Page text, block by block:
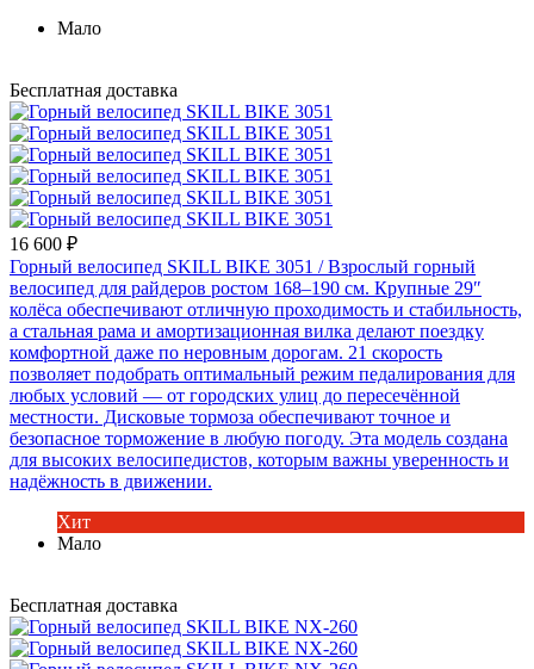
Мало
Бесплатная доставка
16 600 ₽
Горный велосипед SKILL BIKE 3051 / Взрослый горный
велосипед для райдеров ростом 168–190 см. Крупные 29″
колёса обеспечивают отличную проходимость и стабильность,
а стальная рама и амортизационная вилка делают поездку
комфортной даже по неровным дорогам. 21 скорость
позволяет подобрать оптимальный режим педалирования для
любых условий — от городских улиц до пересечённой
местности. Дисковые тормоза обеспечивают точное и
безопасное торможение в любую погоду. Эта модель создана
для высоких велосипедистов, которым важны уверенность и
надёжность в движении.
Хит
Мало
Бесплатная доставка